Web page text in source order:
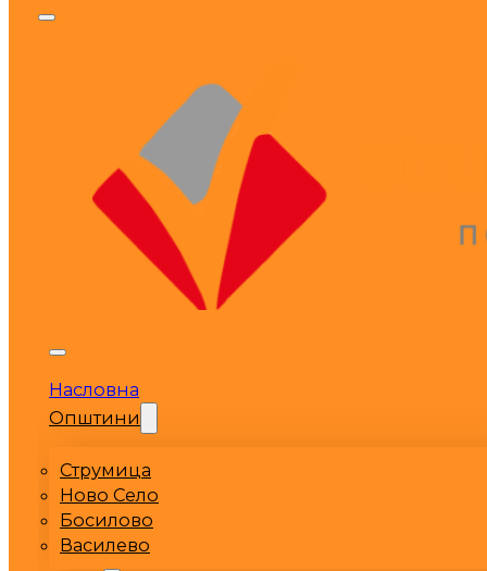
Насловна
Општини
Струмица
Ново Село
Босилово
Василево